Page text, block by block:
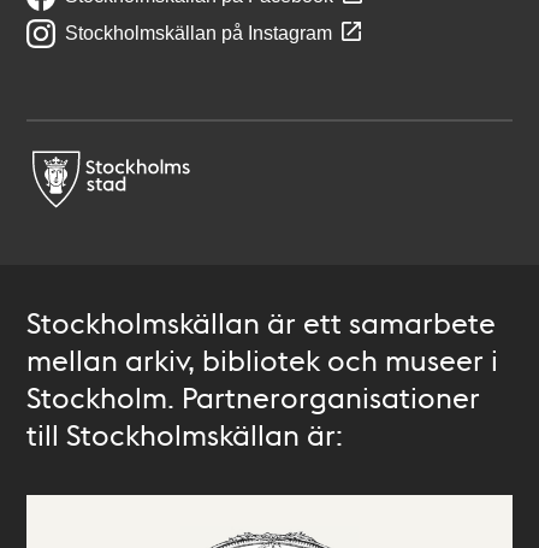
Stockholmskällan på Instagram
Stockholmskällan är ett samarbete
mellan arkiv, bibliotek och museer i
Stockholm. Partnerorganisationer
till Stockholmskällan är: